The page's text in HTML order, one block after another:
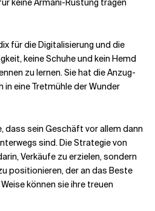
keine Armani-Rüstung tragen
für die Digitalisierung und die
keine Schuhe und kein Hemd
zu lernen. Sie hat die Anzug-
eine Tretmühle der Wunder
dass sein Geschäft vor allem dann
sind. Die Strategie von
Verkäufe zu erzielen, sondern
positionieren, der an das Beste
können sie ihre treuen